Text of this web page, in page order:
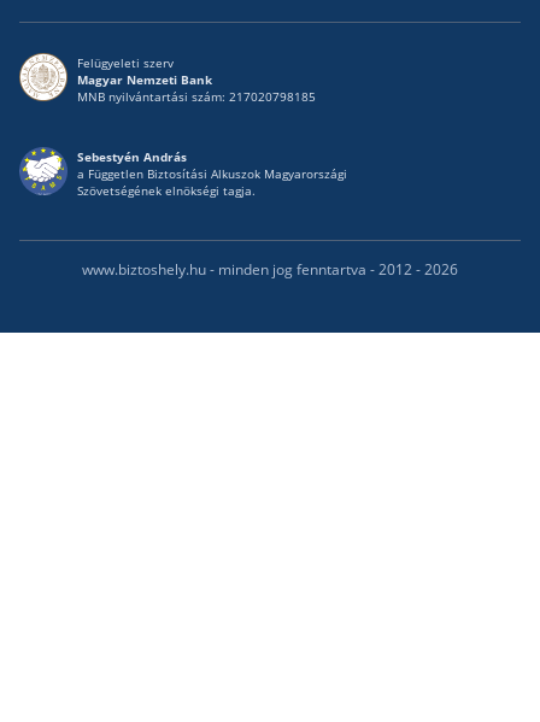
Felügyeleti szerv
Magyar Nemzeti Bank
MNB nyilvántartási szám: 217020798185
Sebestyén András
a Független Biztosítási Alkuszok Magyarországi
Szövetségének elnökségi tagja.
www.biztoshely.hu - minden jog fenntartva - 2012 - 2026